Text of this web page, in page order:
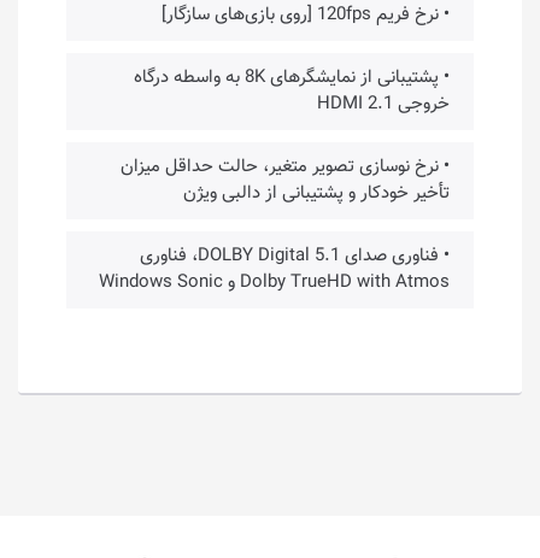
• نرخ فریم 120fps [روی بازی‌های سازگار]
• پشتیبانی از نمایشگرهای 8K به واسطه درگاه
خروجی HDMI 2.1
• نرخ نوسازی تصویر متغیر، حالت حداقل میزان
تأخیر خودکار و پشتیبانی از دالبی ویژن
• فناوری صدای DOLBY Digital 5.1، فناوری
Dolby TrueHD with Atmos و Windows Sonic